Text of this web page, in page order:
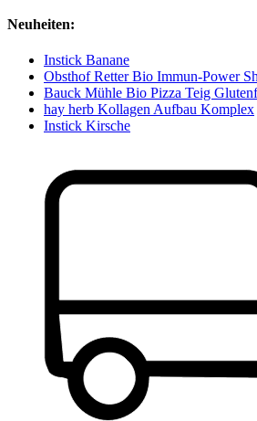
Neuheiten:
Instick Banane
Obsthof Retter Bio Immun-Power
Bauck Mühle Bio Pizza Teig
hay herb Kollagen Aufbau Komplex
Instick Kirsche